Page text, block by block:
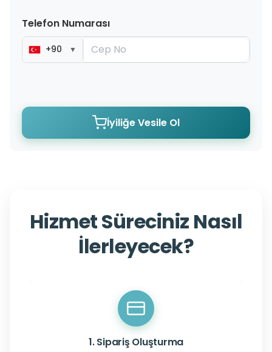
Telefon Numarası
+90 ▼
İyiliğe Vesile Ol
Hizmet Süreciniz Nasıl
İlerleyecek?
1. Sipariş Oluşturma